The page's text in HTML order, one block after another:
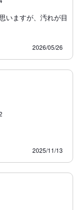
いますが、汚れが目
2026/05/26
2025/11/13